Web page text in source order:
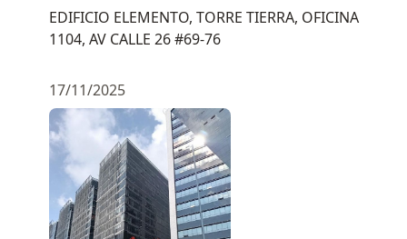
EDIFICIO ELEMENTO, TORRE TIERRA, OFICINA
1104, AV CALLE 26 #69-76
17/11/2025